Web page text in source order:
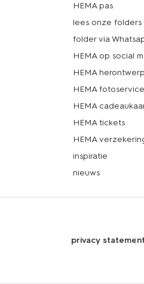
HEMA pas
lees onze folders
folder via
HEMA op social
HEMA
HEMA fotoservice
HEMA
HEMA tickets
HEMA
inspiratie
nieuws
privacy statement